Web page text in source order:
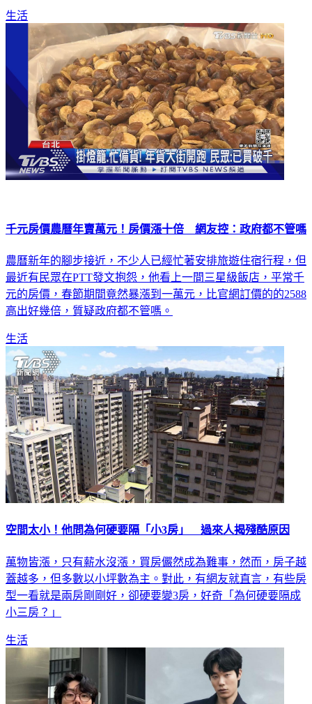
生活
千元房價農曆年賣萬元！房價漲十倍 網友控：政府都不管嗎
農曆新年的腳步接近，不少人已經忙著安排旅遊住宿行程，但
最近有民眾在PTT發文抱怨，他看上一間三星級飯店，平常千
元的房價，春節期間竟然暴漲到一萬元，比官網訂價的的2588
高出好幾倍，質疑政府都不管嗎。
生活
空間太小！他問為何硬要隔「小3房」 過來人揭殘酷原因
萬物皆漲，只有薪水沒漲，買房儼然成為難事，然而，房子越
蓋越多，但多數以小坪數為主。對此，有網友就直言，有些房
型一看就是兩房剛剛好，卻硬要變3房，好奇「為何硬要隔成
小三房？」
生活